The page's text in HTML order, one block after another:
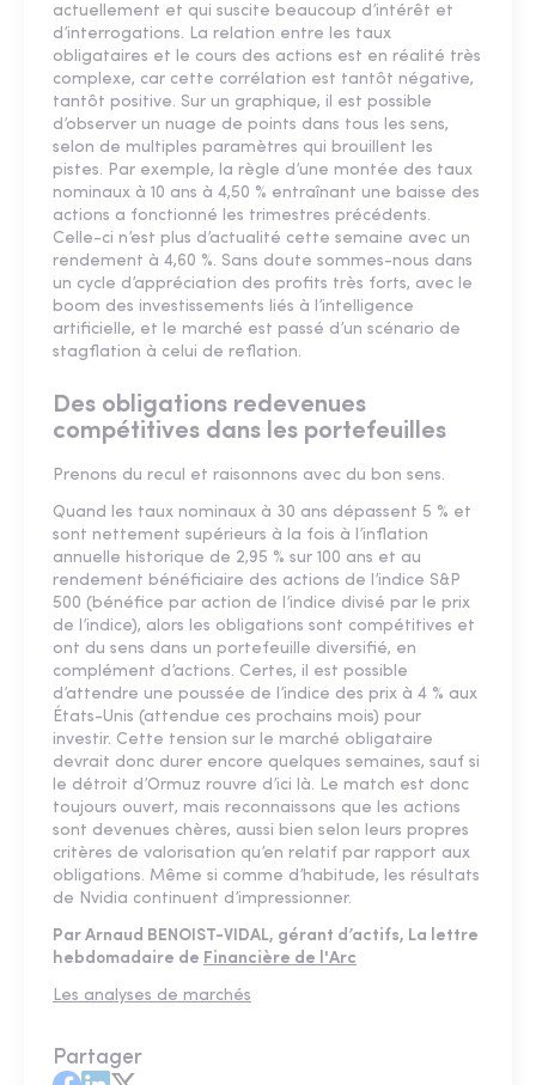
actuellement et qui suscite beaucoup d’intérêt et
d’interrogations. La relation entre les taux
obligataires et le cours des actions est en réalité très
complexe, car cette corrélation est tantôt négative,
tantôt positive. Sur un graphique, il est possible
d’observer un nuage de points dans tous les sens,
selon de multiples paramètres qui brouillent les
pistes. Par exemple, la règle d’une montée des taux
nominaux à 10 ans à 4,50 % entraînant une baisse des
actions a fonctionné les trimestres précédents.
Celle-ci n’est plus d’actualité cette semaine avec un
rendement à 4,60 %. Sans doute sommes-nous dans
un cycle d’appréciation des profits très forts, avec le
boom des investissements liés à l’intelligence
artificielle, et le marché est passé d’un scénario de
stagflation à celui de reflation.
Des obligations redevenues
compétitives dans les portefeuilles
Prenons du recul et raisonnons avec du bon sens.
Quand les taux nominaux à 30 ans dépassent 5 % et
sont nettement supérieurs à la fois à l’inflation
annuelle historique de 2,95 % sur 100 ans et au
rendement bénéficiaire des actions de l’indice S&P
500 (bénéfice par action de l’indice divisé par le prix
de l’indice), alors les obligations sont compétitives et
ont du sens dans un portefeuille diversifié, en
complément d’actions. Certes, il est possible
d’attendre une poussée de l’indice des prix à 4 % aux
États-Unis (attendue ces prochains mois) pour
investir. Cette tension sur le marché obligataire
devrait donc durer encore quelques semaines, sauf si
le détroit d’Ormuz rouvre d’ici là. Le match est donc
toujours ouvert, mais reconnaissons que les actions
sont devenues chères, aussi bien selon leurs propres
critères de valorisation qu’en relatif par rapport aux
obligations. Même si comme d’habitude, les résultats
de Nvidia continuent d’impressionner.
Par Arnaud BENOIST-VIDAL, gérant d’actifs, La lettre
hebdomadaire de Financière de l'Arc
Les analyses de marchés
Partager